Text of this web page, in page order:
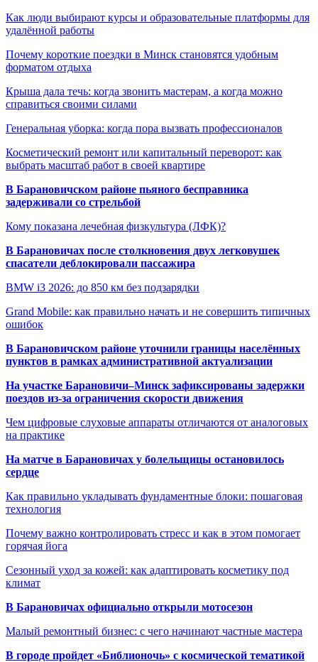
Как люди выбирают курсы и образовательные платформы для
удалённой работы
Почему короткие поездки в Минск становятся удобным
форматом отдыха
Крыша дала течь: когда звонить мастерам, а когда можно
справиться своими силами
Генеральная уборка: когда пора вызвать профессионалов
Косметический ремонт или капитальный переворот: как
выбрать масштаб работ в своей квартире
В Барановичском районе пьяного бесправника
задерживали со стрельбой
Кому показана лечебная физкультура (ЛФК)?
В Барановичах после столкновения двух легковушек
спасатели деблокировали пассажира
BMW i3 2026: до 850 км без подзарядки
Grand Mobile: как правильно начать и не совершить типичных
ошибок
В Барановичском районе уточнили границы населённых
пунктов в рамках административной актуализации
На участке Барановичи–Минск зафиксированы задержки
поездов из-за ограничения скорости движения
Чем цифровые слуховые аппараты отличаются от аналоговых
на практике
На матче в Барановичах у болельщицы остановилось
сердце
Как правильно укладывать фундаментные блоки: пошаговая
технология
Почему важно контролировать стресс и как в этом помогает
горячая йога
Сезонный уход за кожей: как адаптировать косметику под
климат
В Барановичах официально открыли мотосезон
Малый ремонтный бизнес: с чего начинают частные мастера
В городе пройдет «Библионочь» с космической тематикой